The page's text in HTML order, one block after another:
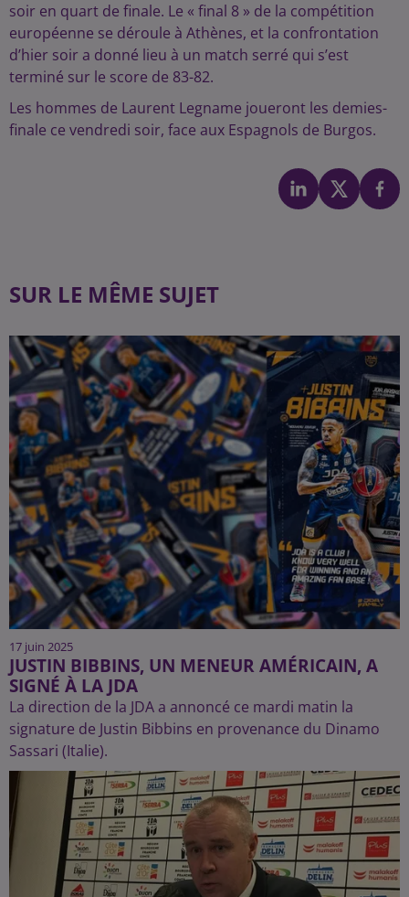
soir en quart de finale. Le « final 8 » de la compétition
européenne se déroule à Athènes, et la confrontation
d’hier soir a donné lieu à un match serré qui s’est
terminé sur le score de 83-82.
Les hommes de Laurent Legname joueront les demies-
finale ce vendredi soir, face aux Espagnols de Burgos.
SUR LE MÊME SUJET
17 juin 2025
JUSTIN BIBBINS, UN MENEUR AMÉRICAIN, A
SIGNÉ À LA JDA
La direction de la JDA a annoncé ce mardi matin la
signature de Justin Bibbins en provenance du Dinamo
Sassari (Italie).